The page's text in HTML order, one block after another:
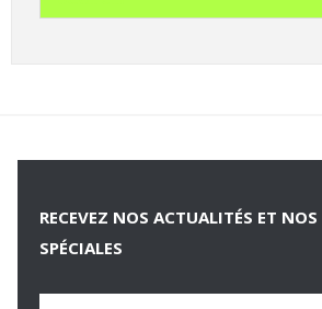
RECEVEZ NOS ACTUALITÉS ET
SPÉCIALES